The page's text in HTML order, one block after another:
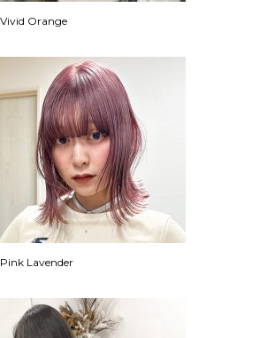
Vivid Orange
Pink Lavender